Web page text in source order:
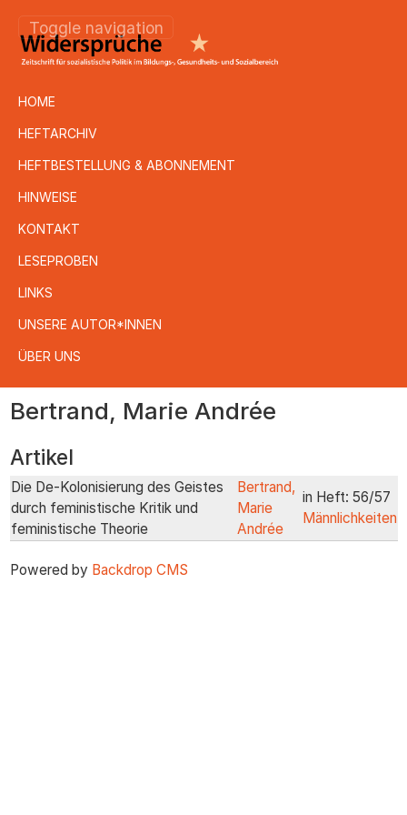
Toggle navigation
HOME
HEFTARCHIV
HEFTBESTELLUNG & ABONNEMENT
HINWEISE
KONTAKT
LESEPROBEN
LINKS
UNSERE AUTOR*INNEN
ÜBER UNS
zum
Bertrand, Marie Andrée
Artikel
Die De-Kolonisierung des Geistes
durch feministische Kritik und
feministische Theorie
Bertrand,
Marie
Andrée
in Heft: 56/57
Männlichkeiten
Powered by Backdrop CMS